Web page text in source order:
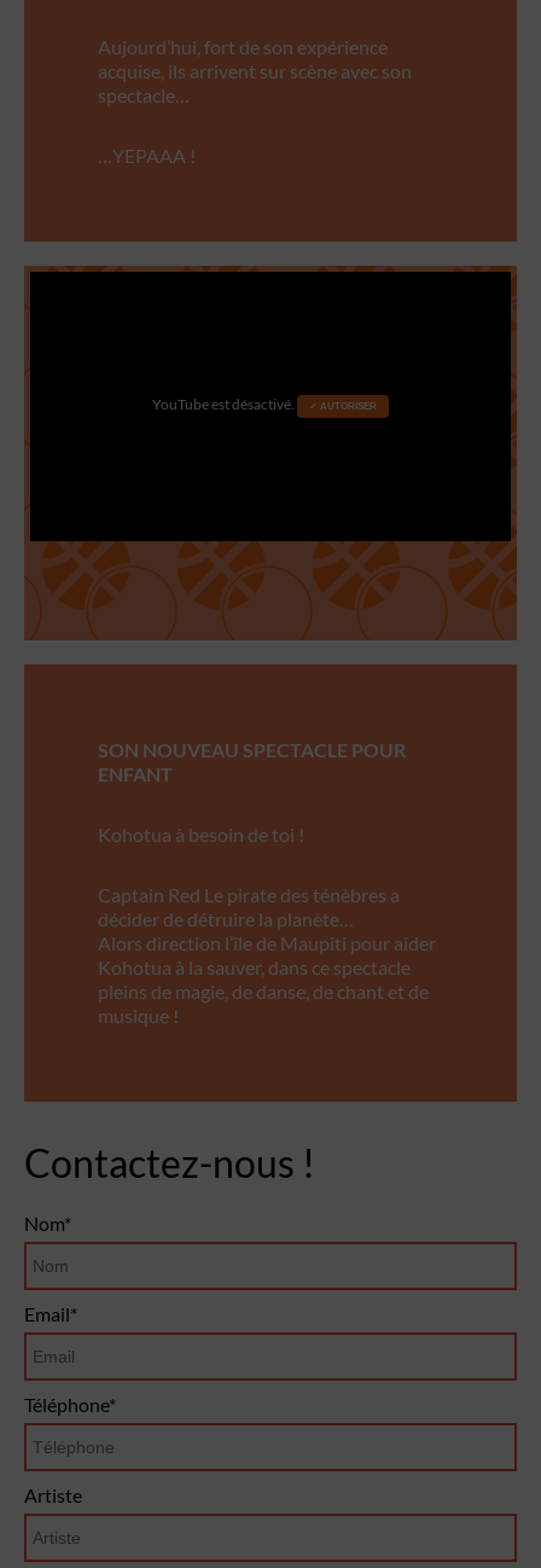
Aujourd’hui, fort de son expérience
acquise, ils arrivent sur scène avec son
spectacle…
…YEPAAA !
YouTube est désactivé. ✓ AUTORISER
SON NOUVEAU SPECTACLE POUR
ENFANT
Kohotua à besoin de toi !
Captain Red Le pirate des ténèbres a
décider de détruire la planète…
Alors direction l’île de Maupiti pour aider
Kohotua à la sauver, dans ce spectacle
pleins de magie, de danse, de chant et de
musique !
Contactez-nous !
Nom*
Email*
Téléphone*
Artiste